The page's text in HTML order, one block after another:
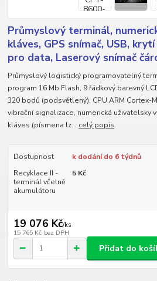
Průmyslový terminál,
kláves, GPS snímač, USB,
pro data, Laserový snímač
Průmyslový logistický programovatelný
program 16 Mb Flash, 9 řádkový barevný
320 bodů (podsvětlený), CPU ARM Cortex-
vibrační signalizace, numerická uživatelsky
kláves (písmena lz... celý popis
Dostupnost
k dodání do 6 týdnů
Recyklace II -
terminál včetně
akumulátoru
5 Kč
19 076 Kč/ks
15 765 Kč bez DPH
Přidat do